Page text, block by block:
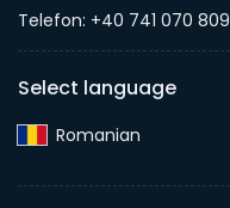
Telefon: +40 741 070 809
Select language
Romanian‎